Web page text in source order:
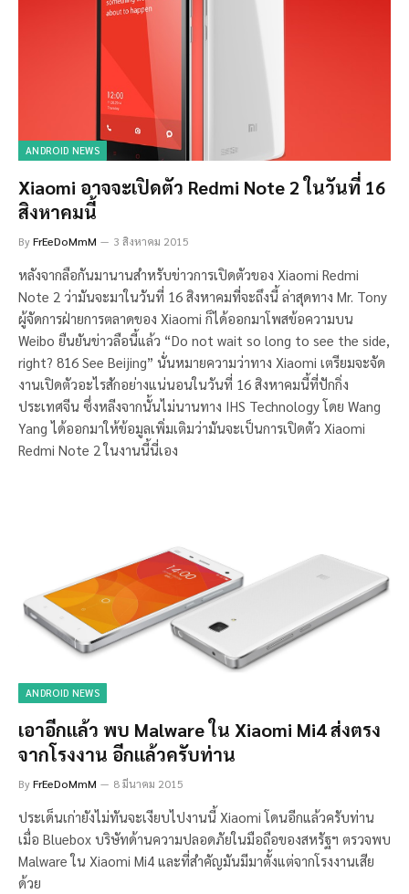
ANDROID NEWS
Xiaomi อาจจะเปิดตัว Redmi Note 2 ในวันที่ 16
สิงหาคมนี้
ByFrEeDoMmM 3 สิงหาคม 2015
หลังจากลือกันมานานสำหรับข่าวการเปิดตัวของ Xiaomi Redmi
Note 2 ว่ามันจะมาในวันที่ 16 สิงหาคมที่จะถึงนี้ ล่าสุดทาง Mr. Tony
ผู้จัดการฝ่ายการตลาดของ Xiaomi ก็ได้ออกมาโพสข้อความบน
Weibo ยืนยันข่าวลือนี้แล้ว “Do not wait so long to see the side,
right? 816 See Beijing” นั่นหมายความว่าทาง Xiaomi เตรียมจะจัด
งานเปิดตัวอะไรสักอย่างแน่นอนในวันที่ 16 สิงหาคมนี้ที่ปักกิ่ง
ประเทศจีน ซึ่งหลีงจากนั้นไม่นานทาง IHS Technology โดย Wang
Yang ได้ออกมาให้ข้อมูลเพิ่มเติมว่ามันจะเป็นการเปิดตัว Xiaomi
Redmi Note 2 ในงานนี้นี่เอง
ANDROID NEWS
เอาอีกแล้ว พบ Malware ใน Xiaomi Mi4 ส่งตรง
จากโรงงาน อีกแล้วครับท่าน
ByFrEeDoMmM 8 มีนาคม 2015
ประเด็นเก่ายังไม่ทันจะเงียบไปงานนี้ Xiaomi โดนอีกแล้วครับท่าน
เมื่อ Bluebox บริษัทด้านความปลอดภัยในมือถือของสหรัฐฯ ตรวจพบ
Malware ใน Xiaomi Mi4 และที่สำคัญมันมีมาตั้งแต่จากโรงงานเสีย
ด้วย